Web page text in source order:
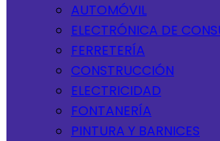
AUTOMÓVIL
ELECTRÓNICA DE
FERRETERÍA
CONSTRUCCIÓN
ELECTRICIDAD
FONTANERÍA
PINTURA Y BARNICES